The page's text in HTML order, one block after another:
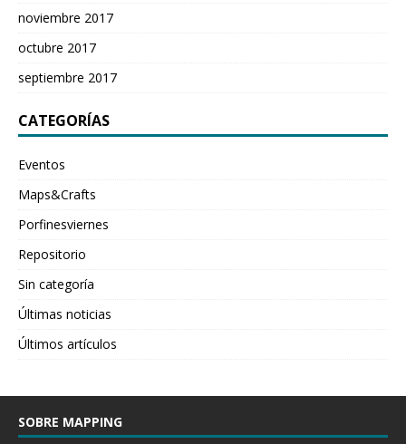
noviembre 2017
octubre 2017
septiembre 2017
CATEGORÍAS
Eventos
Maps&Crafts
Porfinesviernes
Repositorio
Sin categoría
Últimas noticias
Últimos artículos
SOBRE MAPPING